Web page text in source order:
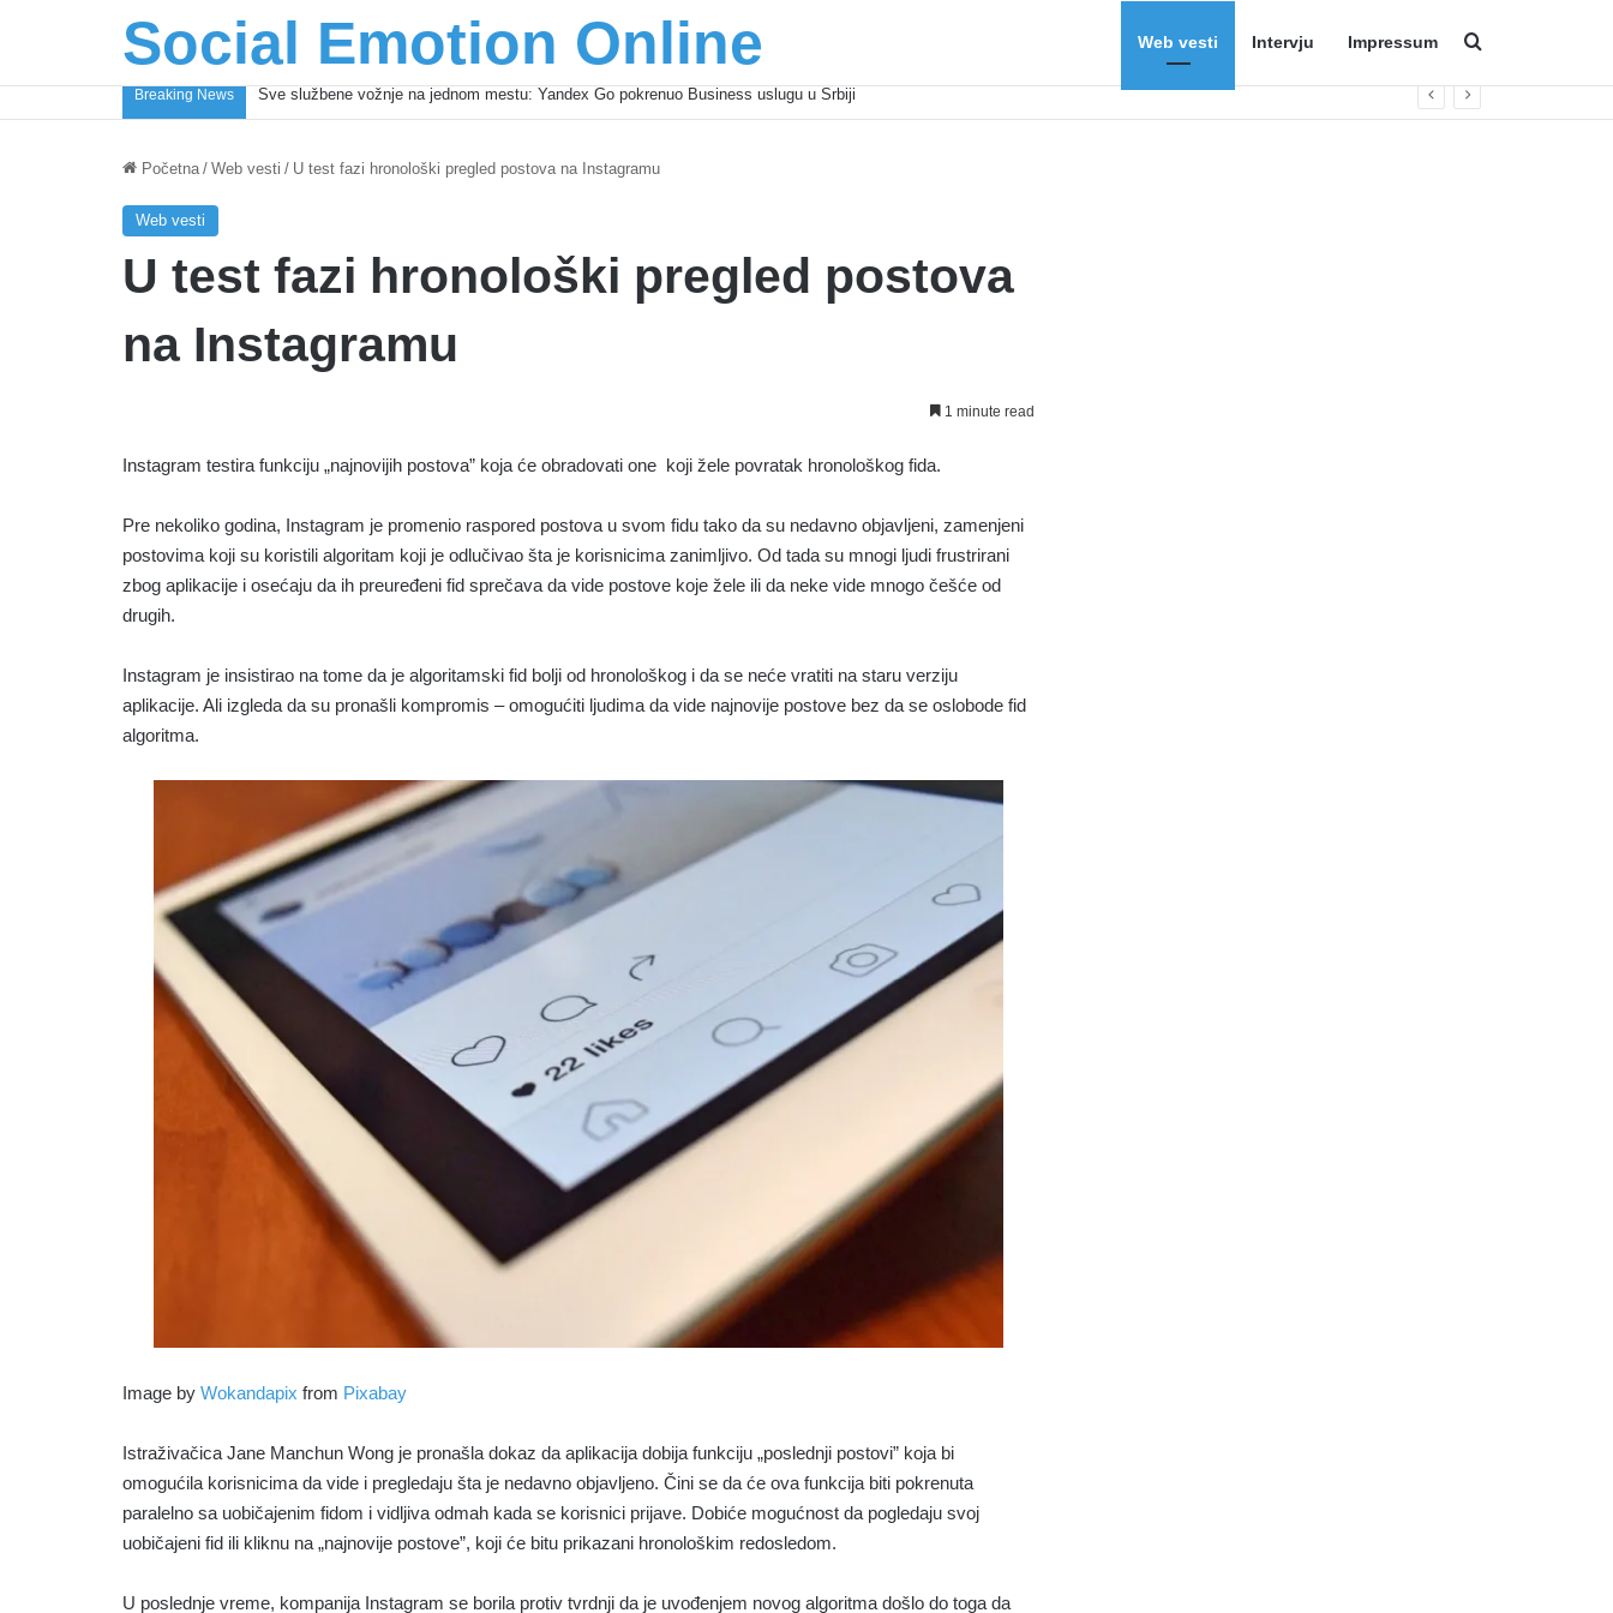
Social Emotion Online Web vesti Intervju Impressum
Breaking News Sve službene vožnje na jednom mestu: Yandex Go pokrenuo Business uslugu u Srbiji
Početna / Web vesti / U test fazi hronološki pregled postova na Instagramu
Web vesti
U test fazi hronološki pregled postova
na Instagramu
1 minute read
Instagram testira funkciju „najnovijih postova” koja će obradovati one koji žele povratak hronološkog fida.
Pre nekoliko godina, Instagram je promenio raspored postova u svom fidu tako da su nedavno objavljeni, zamenjeni
postovima koji su koristili algoritam koji je odlučivao šta je korisnicima zanimljivo. Od tada su mnogi ljudi frustrirani
zbog aplikacije i osećaju da ih preuređeni fid sprečava da vide postove koje žele ili da neke vide mnogo češće od
drugih.
Instagram je insistirao na tome da je algoritamski fid bolji od hronološkog i da se neće vratiti na staru verziju
aplikacije. Ali izgleda da su pronašli kompromis – omogućiti ljudima da vide najnovije postove bez da se oslobode fid
algoritma.
Image by Wokandapix from Pixabay
Istraživačica Jane Manchun Wong je pronašla dokaz da aplikacija dobija funkciju „poslednji postovi” koja bi
omogućila korisnicima da vide i pregledaju šta je nedavno objavljeno. Čini se da će ova funkcija biti pokrenuta
paralelno sa uobičajenim fidom i vidljiva odmah kada se korisnici prijave. Dobiće mogućnost da pogledaju svoj
uobičajeni fid ili kliknu na „najnovije postove”, koji će bitu prikazani hronološkim redosledom.
U poslednje vreme, kompanija Instagram se borila protiv tvrdnji da je uvođenjem novog algoritma došlo do toga da